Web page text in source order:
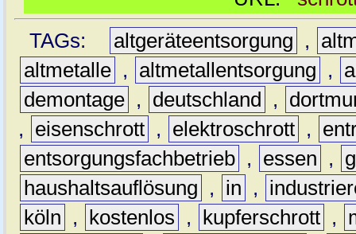
TAGs:
altgeräteentsorgung ,
altmetalle , altmetallentsorgung ,
demontage , deutschland ,
,
eisenschrott , elektroschrott ,
entsorgungsfachbetrieb , essen ,
haushaltsauflösung
, in ,
köln
, kostenlos , kupferschrott ,